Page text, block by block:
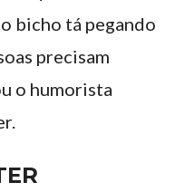
bicho tá pegando
precisam
o humorista